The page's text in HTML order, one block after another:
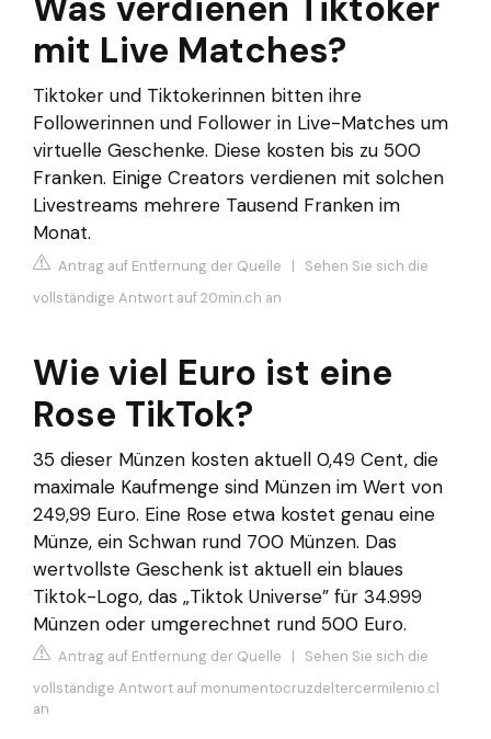
mit Live Matches?
Tiktoker und Tiktokerinnen bitten ihre
Followerinnen und Follower in Live-Matches um
virtuelle Geschenke. Diese kosten bis zu 500
Franken. Einige Creators verdienen mit solchen
Livestreams mehrere Tausend Franken im
Monat.
Antrag auf Entfernung der Quelle | Sehen Sie sich die
vollständige Antwort auf 20min.ch an
Wie viel Euro ist eine
Rose TikTok?
35 dieser Münzen kosten aktuell 0,49 Cent, die
maximale Kaufmenge sind Münzen im Wert von
249,99 Euro. Eine Rose etwa kostet genau eine
Münze, ein Schwan rund 700 Münzen. Das
wertvollste Geschenk ist aktuell ein blaues
Tiktok-Logo, das „Tiktok Universe” für 34.999
Münzen oder umgerechnet rund 500 Euro.
Antrag auf Entfernung der Quelle | Sehen Sie sich die
vollständige Antwort auf monumentocruzdeltercermilenio.cl
an